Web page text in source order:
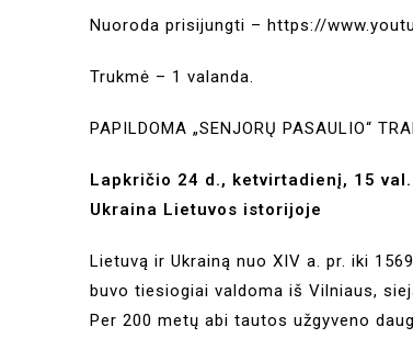
Nuoroda prisijungti – https://
Trukmė – 1 valanda.
PAPILDOMA „SENJORŲ PASAULIO“
Lapkričio 24 d., ketvirtadienį, 15 val.
Ukraina Lietuvos istorijoje
Lietuvą ir Ukrainą nuo XIV a. pr. iki
buvo tiesiogiai valdoma iš Vilniaus,
Per 200 metų abi tautos užgyveno